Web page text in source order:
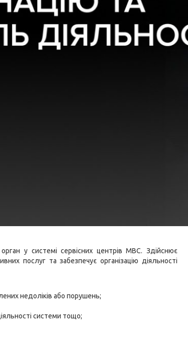
у системі сервісних центрів МВС. Здійснює
послуг та забезпечує організацію діяльності
недоліків або порушень;
системи тощо;